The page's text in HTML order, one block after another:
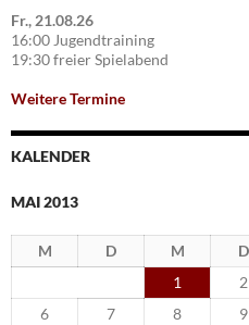
Fr., 21.08.26
16:00 Jugendtraining
19:30 freier Spielabend
Weitere Termine
KALENDER
MAI 2013
M D M D
1
2
6
7 8 9